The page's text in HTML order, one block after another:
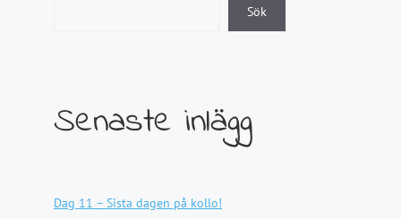
Sök
Senaste inlägg
Dag 11 – Sista dagen på kollo!